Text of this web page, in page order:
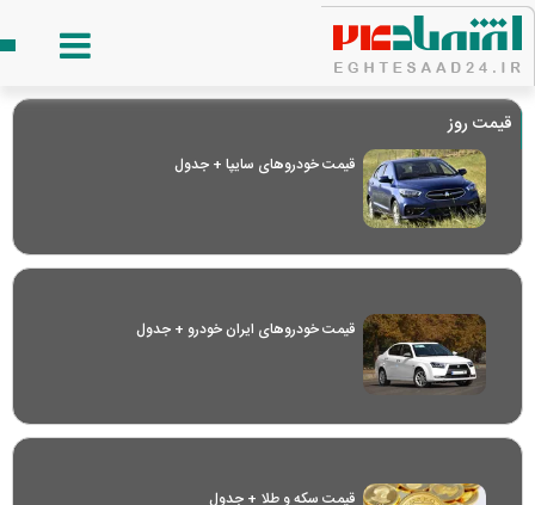
قیمت روز
قیمت خودرو‌های سایپا + جدول
قیمت خودرو‌های ایران خودرو + جدول
قیمت سکه و طلا + جدول